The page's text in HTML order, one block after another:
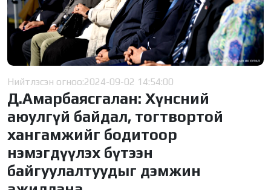
Нийтлэсэн огноо:2024-09-02 14:54:00
Д.Амарбаясгалан: Хүнсний
аюулгүй байдал, тогтвортой
хангамжийг бодитоор
нэмэгдүүлэх бүтээн
байгуулалтуудыг дэмжин